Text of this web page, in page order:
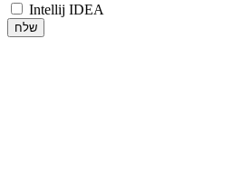
Intellij IDEA